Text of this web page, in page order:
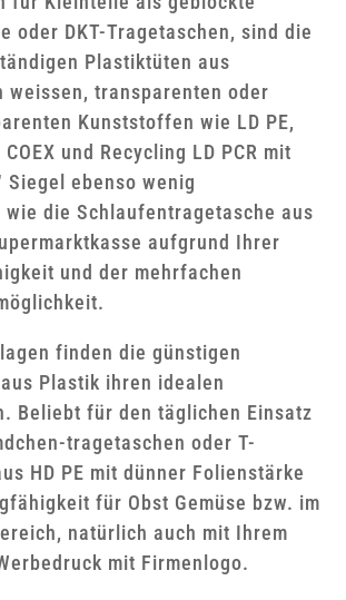
oder DKT-Tragetaschen, sind die
Plastiktüten aus
weissen, transparenten oder
Kunststoffen wie LD PE,
COEX und Recycling LD PCR mit
Siegel ebenso wenig
wie die Schlaufentragetasche aus
aufgrund Ihrer
und der mehrfachen
finden die günstigen
Plastik ihren idealen
Beliebt für den täglichen Einsatz
tragetaschen oder T-
HD PE mit dünner Folienstärke
für Obst Gemüse bzw. im
natürlich auch mit Ihrem
mit Firmenlogo.